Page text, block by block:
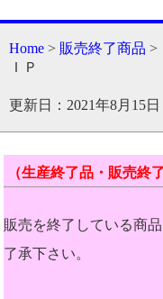
Home > 販売終了商品 >
ＩＰ
更新日：2021年8月15日
（生産終了品・販売終
販売を終了している商
了承下さい。